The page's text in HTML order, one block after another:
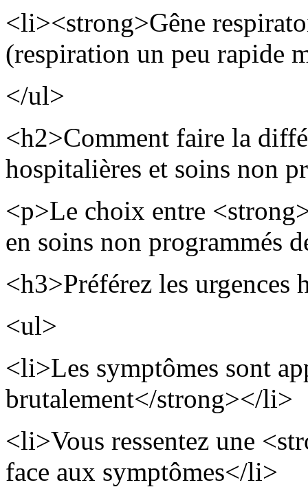
<li><strong>Gêne
(respiration un peu rapide
</ul>
<h2>Comment faire la
hospitalières et soins non
<p>Le choix entre
en soins non programmés
<h3>Préférez les urgences
<ul>
<li>Les symptômes sont
brutalement</strong></li>
<li>Vous ressentez une
face aux symptômes</li>